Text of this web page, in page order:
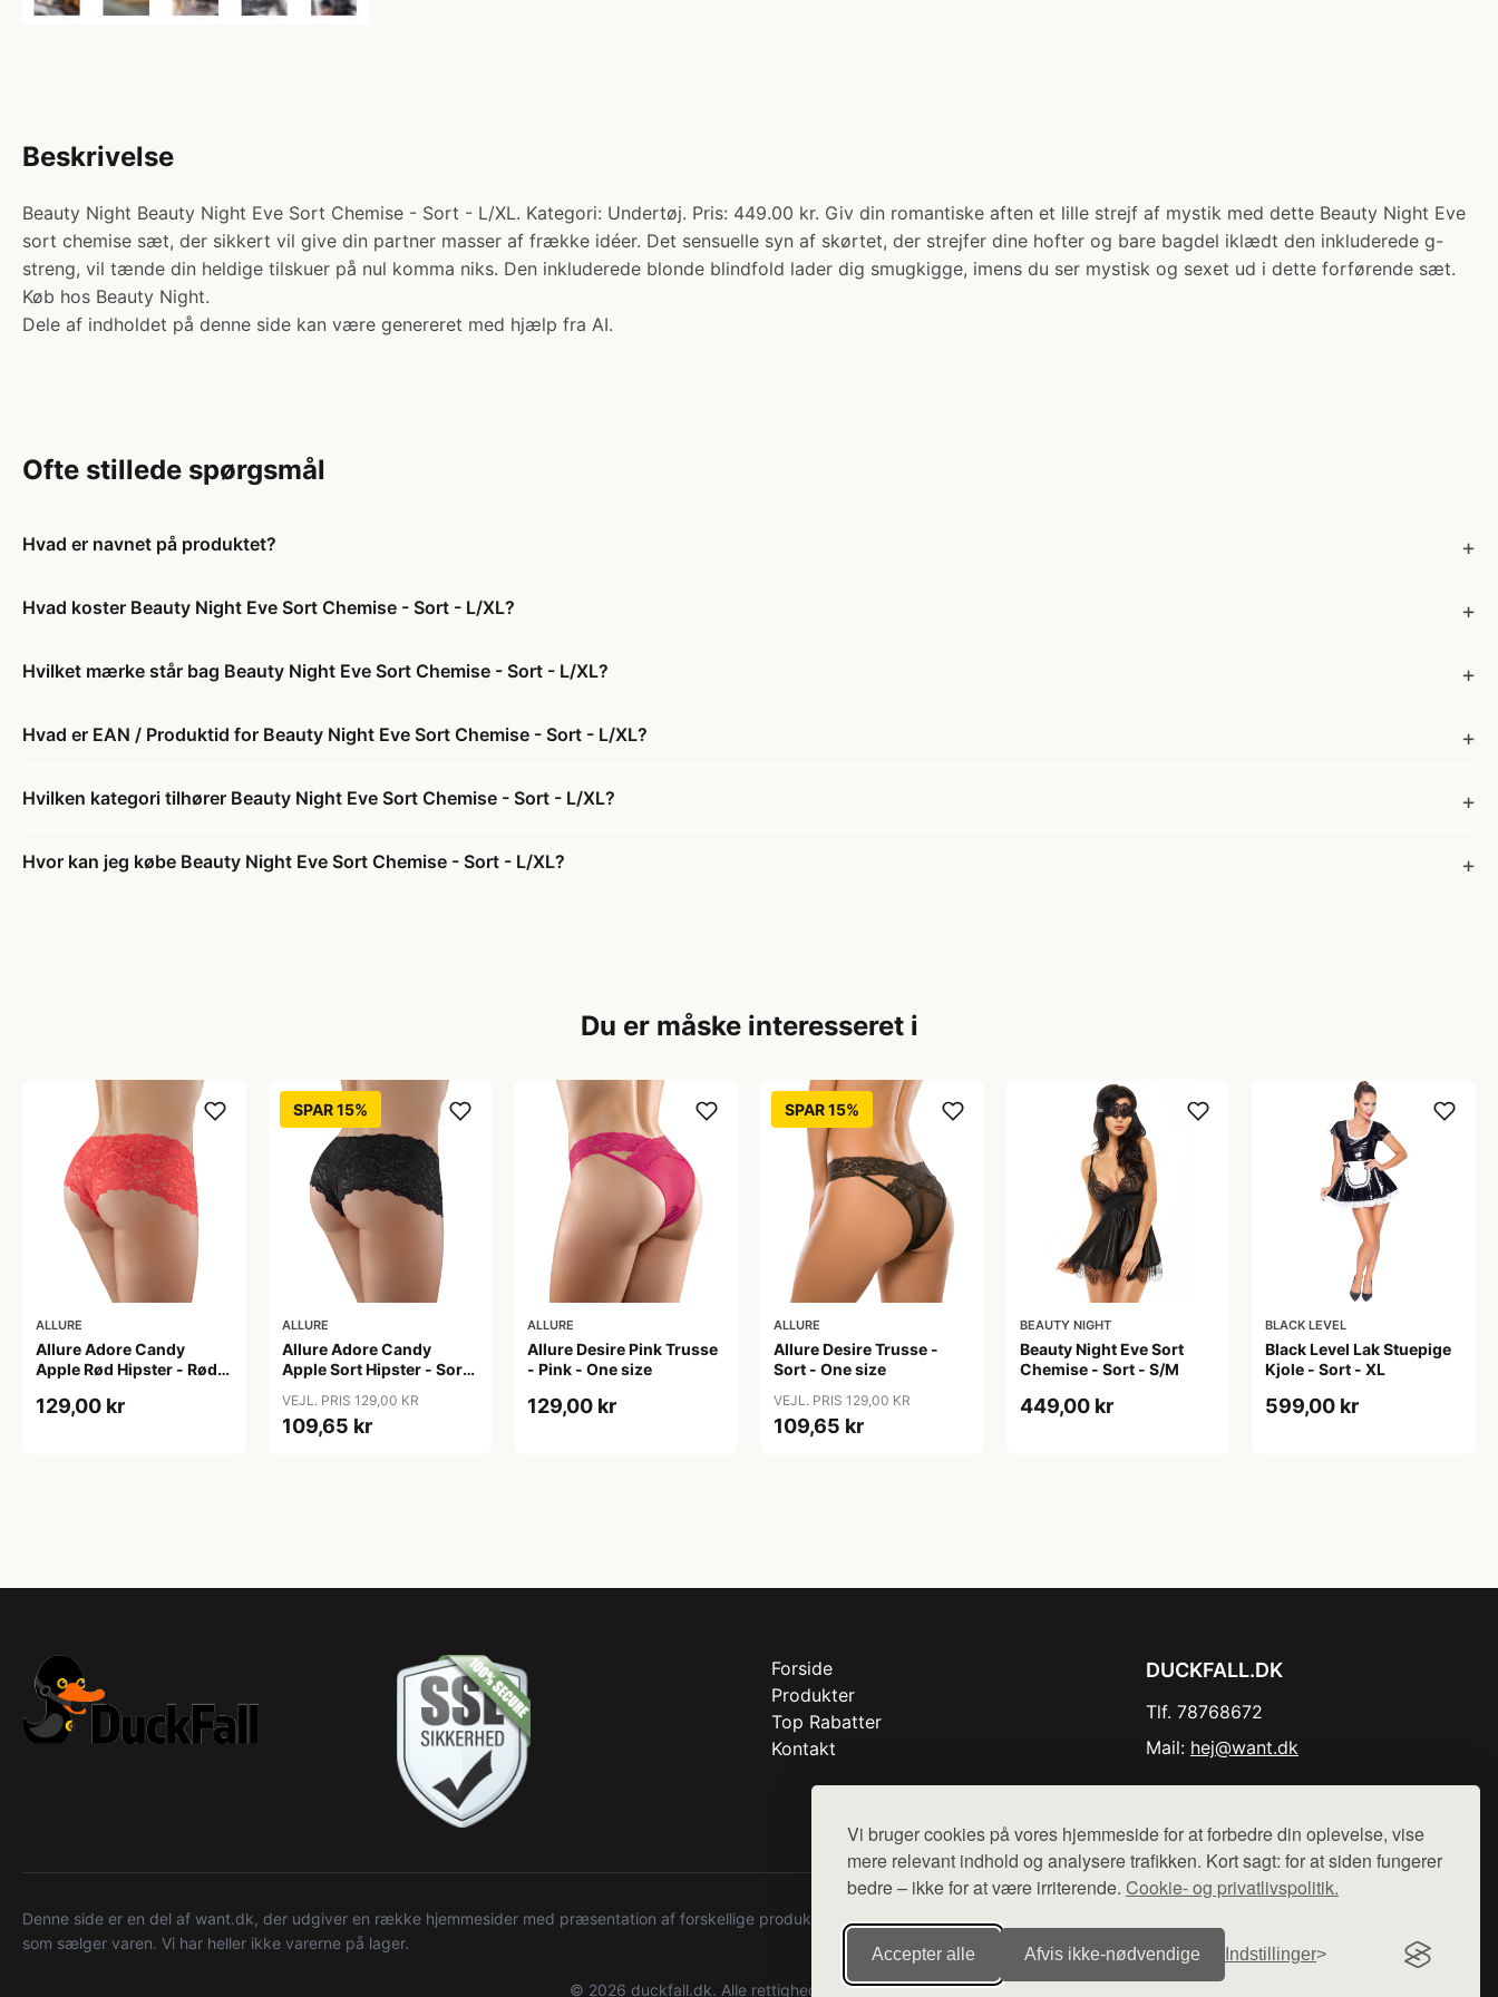
Vi bruger cookies på vores hjemmeside for at forbedre din oplevelse, vise
mere relevant indhold og analysere trafikken. Kort sagt: for at siden fungerer
bedre – ikke for at være irriterende. Cookie- og privatlivspolitik.
Accepter alle Afvis ikke‑nødvendige Indstillinger
Beskrivelse
Beauty Night Beauty Night Eve Sort Chemise - Sort - L/XL. Kategori: Undertøj. Pris: 449.00 kr. Giv din romantiske aften et lille strejf af mystik med dette Beauty Night Eve
sort chemise sæt, der sikkert vil give din partner masser af frække idéer. Det sensuelle syn af skørtet, der strejfer dine hofter og bare bagdel iklædt den inkluderede g-
streng, vil tænde din heldige tilskuer på nul komma niks. Den inkluderede blonde blindfold lader dig smugkigge, imens du ser mystisk og sexet ud i dette forførende sæt.
Køb hos Beauty Night.
Dele af indholdet på denne side kan være genereret med hjælp fra AI.
Ofte stillede spørgsmål
Hvad er navnet på produktet?
Hvad koster Beauty Night Eve Sort Chemise - Sort - L/XL?
Hvilket mærke står bag Beauty Night Eve Sort Chemise - Sort - L/XL?
Hvad er EAN / Produktid for Beauty Night Eve Sort Chemise - Sort - L/XL?
Hvilken kategori tilhører Beauty Night Eve Sort Chemise - Sort - L/XL?
Hvor kan jeg købe Beauty Night Eve Sort Chemise - Sort - L/XL?
Du er måske interesseret i
ALLURE
Allure Adore Candy
Apple Rød Hipster - Rød -
129,00 kr
SPAR 15%
ALLURE
Allure Adore Candy
Apple Sort Hipster - Sort
VEJL. PRIS 129,00 KR
109,65 kr
ALLURE
Allure Desire Pink Trusse
- Pink - One size
129,00 kr
SPAR 15%
ALLURE
Allure Desire Trusse -
Sort - One size
VEJL. PRIS 129,00 KR
109,65 kr
BEAUTY NIGHT
Beauty Night Eve Sort
Chemise - Sort - S/M
449,00 kr
BLACK LEVEL
Black Level Lak Stuepige
Kjole - Sort - XL
599,00 kr
Forside
Produkter
Top Rabatter
Kontakt
DUCKFALL.DK
Tlf. 78768672
Mail: hej@want.dk
Denne side er en del af want.dk, der udgiver en række hjemmesider med præsentation af forskellige produkter fra diverse webshops. Der sælges ikke varer fra denne side - vi henviser til de shops,
som sælger varen. Vi har heller ikke varerne på lager.
© 2026 duckfall.dk. Alle rettigheder forbeholdes.